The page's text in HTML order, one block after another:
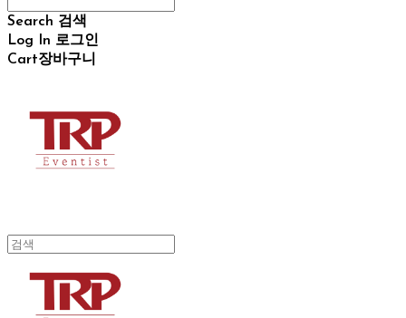
Search 검색
Log In 로그인
Cart장바구니